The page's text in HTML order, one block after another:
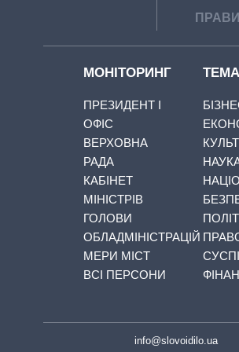
МОНІТОРИНГ
ПРЕЗИДЕНТ І
ОФІС
ВЕРХОВНА
РАДА
КАБІНЕТ
МІНІСТРІВ
ГОЛОВИ
ОБЛАДМІНІСТРАЦІЙ
МЕРИ МІСТ
ВСІ ПЕРСОНИ
info@slovoidilo.ua